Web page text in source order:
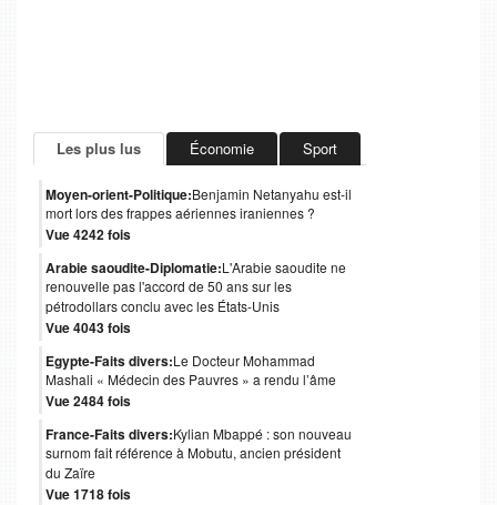
Les plus lus Économie Sport
Moyen-orient-Politique:Benjamin Netanyahu est-il
mort lors des frappes aériennes iraniennes ?
Vue 4242 fois
Arabie saoudite-Diplomatie:L'Arabie saoudite ne
renouvelle pas l'accord de 50 ans sur les
pétrodollars conclu avec les États-Unis
Vue 4043 fois
Egypte-Faits divers:Le Docteur Mohammad
Mashali « Médecin des Pauvres » a rendu l’âme
Vue 2484 fois
France-Faits divers:Kylian Mbappé : son nouveau
surnom fait référence à Mobutu, ancien président
du Zaïre
Vue 1718 fois